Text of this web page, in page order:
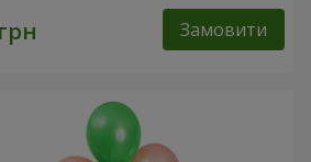
Замовити